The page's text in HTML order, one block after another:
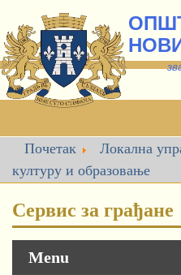
Почетак Локална
културу и образовање
Сервис за грађане
Menu